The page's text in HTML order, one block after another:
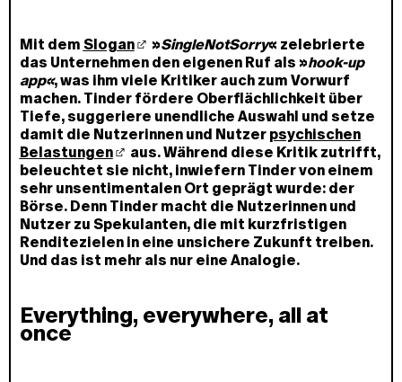
Mit dem Slogan »SingleNotSorry« zelebrierte
das Unternehmen den eigenen Ruf als »hook-up
app«, was ihm viele Kritiker auch zum Vorwurf
machen. Tinder fördere Oberflächlichkeit über
Tiefe, suggeriere unendliche Auswahl und setze
damit die Nutzerinnen und Nutzer psychischen
Belastungen
aus. Während diese Kritik zutrifft,
beleuchtet sie nicht, inwiefern Tinder von einem
sehr unsentimentalen Ort geprägt wurde: der
Börse. Denn Tinder macht die Nutzerinnen und
Nutzer zu Spekulanten, die mit kurzfristigen
Renditezielen in eine unsichere Zukunft treiben.
Und das ist mehr als nur eine Analogie.
Everything, everywhere, all at
once